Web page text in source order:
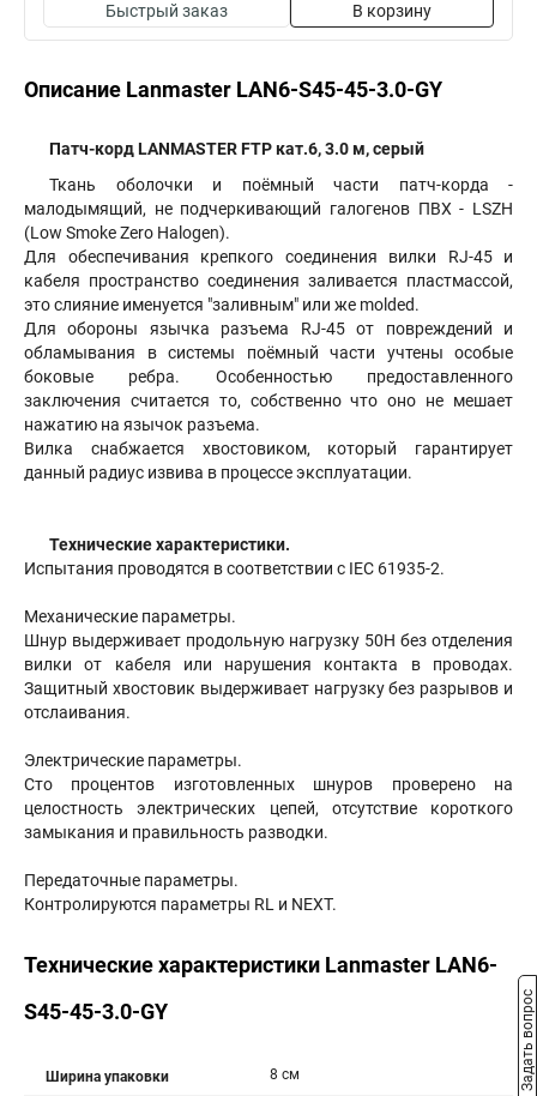
Быстрый заказ В корзину
Описание Lanmaster LAN6-S45-45-3.0-GY
Патч-корд LANMASTER FTP кат.6, 3.0 м, серый
Ткань оболочки и поёмный части патч-корда -
малодымящий, не подчеркивающий галогенов ПВХ - LSZH
(Low Smoke Zero Halogen).
Для обеспечивания крепкого соединения вилки RJ-45 и
кабеля пространство соединения заливается пластмассой,
это слияние именуется "заливным" или же molded.
Для обороны язычка разъема RJ-45 от повреждений и
обламывания в системы поёмный части учтены особые
боковые ребра. Особенностью предоставленного
заключения считается то, собственно что оно не мешает
нажатию на язычок разъема.
Вилка снабжается хвостовиком, который гарантирует
данный радиус извива в процессе эксплуатации.
Технические характеристики.
Испытания проводятся в соответствии с IEC 61935-2.
Механические параметры.
Шнур выдерживает продольную нагрузку 50Н без отделения
вилки от кабеля или нарушения контакта в проводах.
Защитный хвостовик выдерживает нагрузку без разрывов и
отслаивания.
Электрические параметры.
Сто процентов изготовленных шнуров проверено на
целостность электрических цепей, отсутствие короткого
замыкания и правильность разводки.
Передаточные параметры.
Контролируются параметры RL и NEXT.
Технические характеристики Lanmaster LAN6-
S45-45-3.0-GY
Ширина упаковки 8 см Задать вопрос